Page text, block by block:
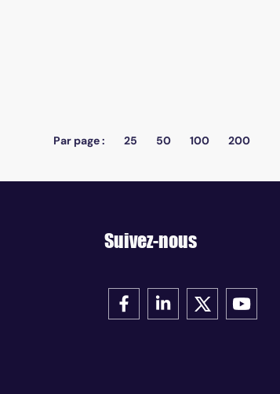
Par page : 25 50 100 200
Suivez-nous